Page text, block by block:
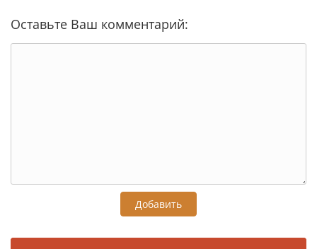
Оставьте Ваш комментарий:
Добавить